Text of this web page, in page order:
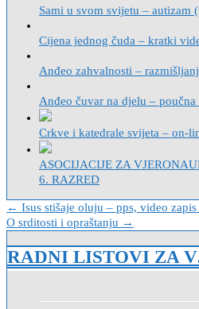
Sami u svom svijetu – autizam
Cijena jednog čuda – kratki
Anđeo zahvalnosti –
Anđeo čuvar na djelu – poučna
Crkve i katedrale svijeta – on-
ASOCIJACIJE ZA
6. RAZRED
Navigacija
objava
← Isus stišaje oluju – pps, video
O srditosti i opraštanju →
RADNI LISTOVI ZA